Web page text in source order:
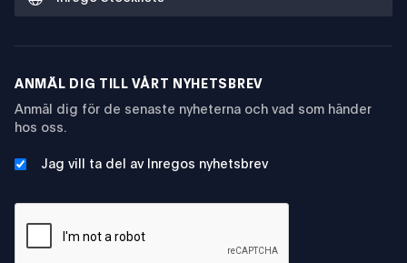
ANMÄL DIG TILL VÅRT NYHETSBREV
Anmäl dig för de senaste nyheterna och vad som händer
hos oss.
Jag vill ta del av Inregos nyhetsbrev